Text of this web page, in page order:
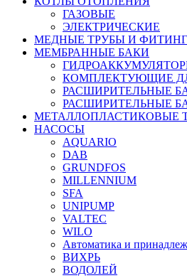
ГАЗОВЫЕ
ЭЛЕКТРИЧЕСКИЕ
МЕДНЫЕ ТРУБЫ И
МЕМБРАННЫЕ БАКИ
КОМПЛЕКТУЮЩИЕ
РАСШИРИТЕЛЬНЫЕ
РАСШИРИТЕЛЬНЫЕ
МЕТАЛЛОПЛАСТИКОВЫЕ
НАСОСЫ
AQUARIO
DAB
GRUNDFOS
MILLENNIUM
SFA
UNIPUMP
VALTEC
WILO
Автоматика и
ВИХРЬ
ВОДОЛЕЙ